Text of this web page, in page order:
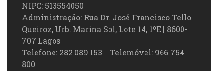
NIPC: 513554050
Administração: Rua Dr. José Francisco Tello
Queiroz, Urb. Marina Sol, Lote 14, 1ºE | 8600-
707 Lagos
Telefone: 282 089 153 Telemóvel: 966 754
800